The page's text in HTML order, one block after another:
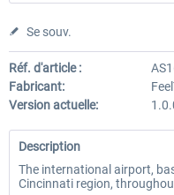
Se souv.
Réf. d'article :
Fabricant:
Version actuelle:
Description
The international airport,
Cincinnati region,